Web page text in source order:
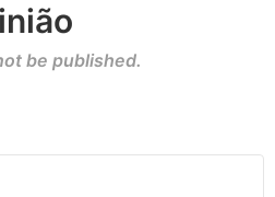
be published.